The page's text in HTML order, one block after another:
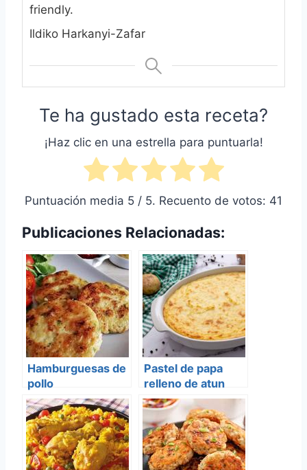
friendly.
Ildiko Harkanyi-Zafar
Te ha gustado esta receta?
¡Haz clic en una estrella para puntuarla!
Puntuación media 5 / 5. Recuento de votos: 41
Publicaciones Relacionadas:
Hamburguesas de
pollo
Pastel de papa
relleno de atun